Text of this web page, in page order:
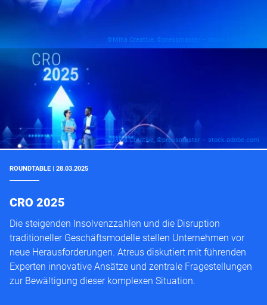
©Miha Creative, ©pressmaster – stock.adobe.com
©Miha Creative, ©pressmaster – stock.adobe.com
ROUNDTABLE | 28.03.2025
CRO 2025
Die steigenden Insolvenzzahlen und die Disruption
traditioneller Geschäftsmodelle stellen Unternehmen vor
neue Herausforderungen. Atreus diskutiert mit führenden
Experten innovative Ansätze und zentrale Fragestellungen
zur Bewältigung dieser komplexen Situation.